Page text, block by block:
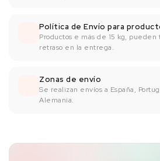
Política de Envío para
Productos e más de 15 kg,
retraso en la entrega.
Zonas de envío
Se realizan envíos a España,
Alemania.